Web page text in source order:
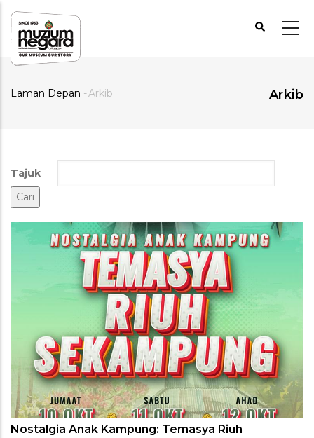
Langkau
kandungan
utama
Arkib
Laman Depan -Arkib
Tajuk
Nostalgia Anak Kampung: Temasya Riuh